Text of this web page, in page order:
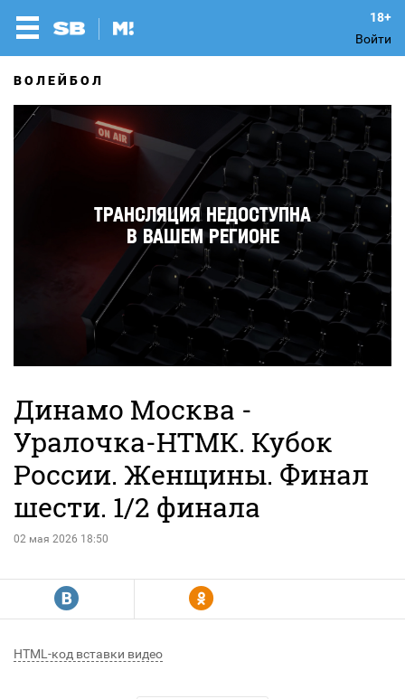
Войти
ВОЛЕЙБОЛ
Динамо Москва -
Уралочка-НТМК. Кубок
России. Женщины. Финал
шести. 1/2 финала
02 мая 2026 18:50
R Y
HTML-код вставки видео